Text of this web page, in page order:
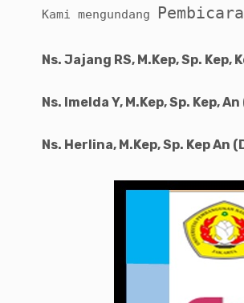
Kami mengundang
Ns. Jajang RS, M.Kep, Sp. Kep,
Ns. Imelda Y, M.Kep, Sp. Kep,
Ns. Herlina, M.Kep, Sp. Kep